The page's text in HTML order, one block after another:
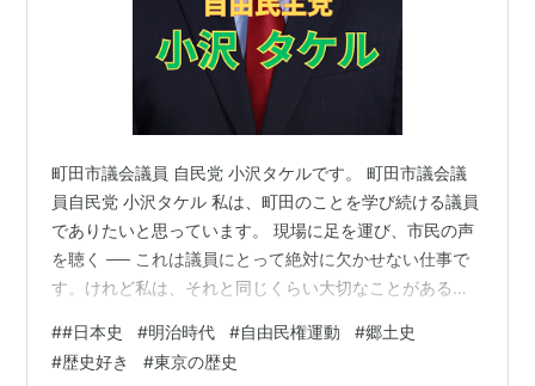
町田市議会議員 自民党 小沢タケルです。 町田市議会議
員自民党 小沢タケル 私は、町田のことを学び続ける議員
でありたいと思っています。 現場に足を運び、市民の声
を聴く ── これは議員にとって絶対に欠かせない仕事で
す。けれど私は、それと同じくらい大切なことがあると
と です。今日はその姿勢の一例として、町田の歴史にま
つわる素朴な疑問を、一次資料にあたってじっくり調べ
##日本史 #明治時代 #自由民権運動 #郷土史
#歴史好き #東京の歴史